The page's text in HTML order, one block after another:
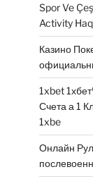
Spor Ve
Activity
Казино
1xbet
Счета а 1
1xbe
Онлайн